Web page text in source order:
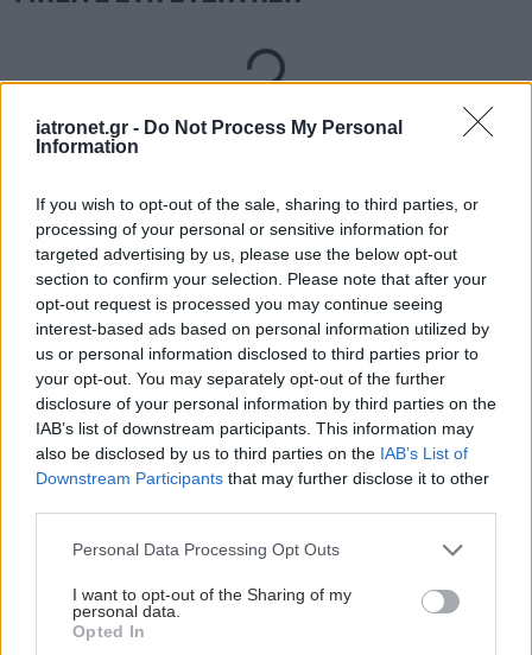
iatronet.gr - Do Not Process My Personal
Information
If you wish to opt-out of the sale, sharing to third parties, or
processing of your personal or sensitive information for
targeted advertising by us, please use the below opt-out
section to confirm your selection. Please note that after your
opt-out request is processed you may continue seeing
interest-based ads based on personal information utilized by
us or personal information disclosed to third parties prior to
your opt-out. You may separately opt-out of the further
disclosure of your personal information by third parties on the
IAB’s list of downstream participants. This information may
also be disclosed by us to third parties on the IAB’s List of
Downstream Participants that may further disclose it to other
Please note that this website/app uses one or more Google
not limited to your visit or usage behaviour. You may click to
grant or deny consent to Google and its third-party tags to
use your data for below specified purposes in below Google
Personal Data Processing Opt Outs
I want to opt-out of the Sharing of my
personal data.
Opted In
Loading...
Προσθήκη Σχολίου